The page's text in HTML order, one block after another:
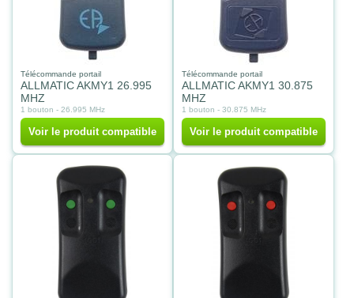
Télécommande portail
ALLMATIC AKMY1 26.995
MHZ
1 bouton - 26.995 MHz
Voir le produit compatible
Télécommande portail
ALLMATIC AKMY1 30.875
MHZ
1 bouton - 30.875 MHz
Voir le produit compatible